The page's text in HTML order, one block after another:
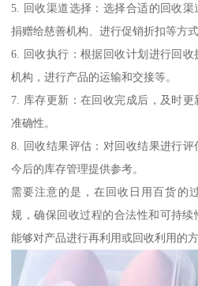
5. 回收渠道选择：选择合适的回收渠
捐赠给慈善机构、进行促销折扣等方式
6. 回收执行：根据回收计划进行回
机构，进行产品的运输和交接等。
7. 库存更新：在回收完成后，及时
准确性。
8. 回收结果评估：对回收结果进行
今后的库存管理提供参考。
需要注意的是，在回收日用百货的
规，确保回收过程的合法性和可持
能够对产品进行再利用或回收利用的